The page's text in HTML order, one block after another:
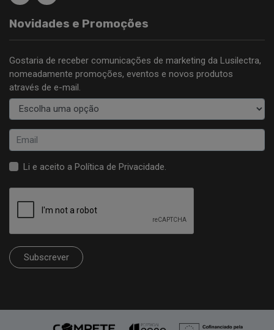
Novidades e Promoções
Gostaria de receber comunicações de marketing da Lusilectra,
nomeadamente promoções, eventos e novos produtos
através de e-mail.
Li e aceito a Política de Privacidade
Subscrever